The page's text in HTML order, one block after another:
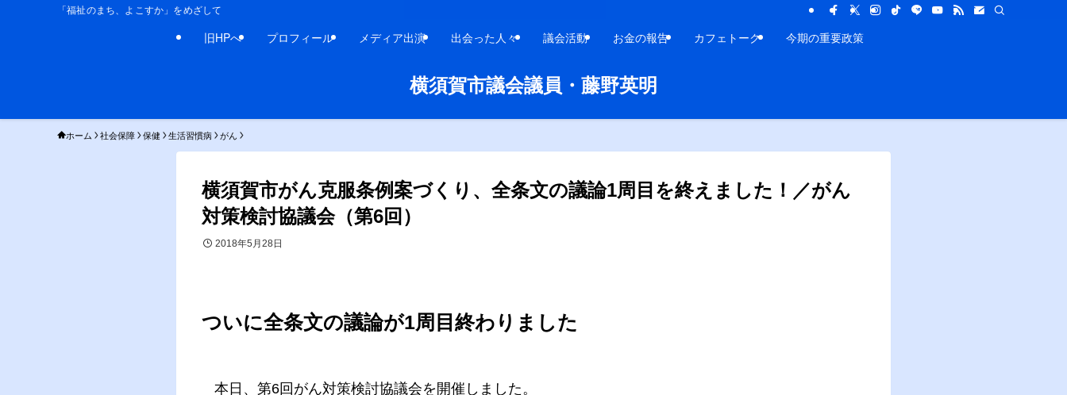
「福祉のまち、よこすか」をめざして
横須賀市議会議員・藤野英明
旧HPへ プロフィール メディア出演 出会った人々 議会活動 お金の報告 カフェトーク 今期の重要政策
ホーム 社会保障 保健 生活習慣病 がん
横須賀市がん克服条例案づくり、全条文の議論1周目を終えました！／がん
対策検討協議会（第6回）
2018年5月28日
ついに全条文の議論が1周目終わりました
本日、第6回がん対策検討協議会を開催しました。